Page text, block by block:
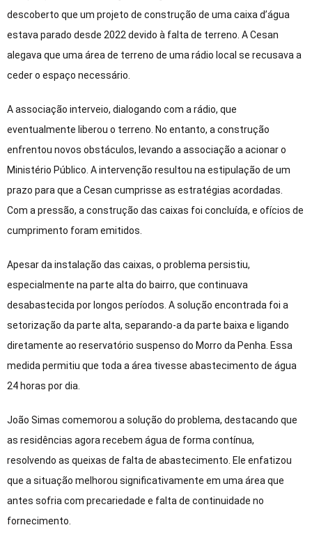
descoberto que um projeto de construção de uma caixa d’água
estava parado desde 2022 devido à falta de terreno. A Cesan
alegava que uma área de terreno de uma rádio local se recusava a
ceder o espaço necessário.
A associação interveio, dialogando com a rádio, que
eventualmente liberou o terreno. No entanto, a construção
enfrentou novos obstáculos, levando a associação a acionar o
Ministério Público. A intervenção resultou na estipulação de um
prazo para que a Cesan cumprisse as estratégias acordadas.
Com a pressão, a construção das caixas foi concluída, e ofícios de
cumprimento foram emitidos.
Apesar da instalação das caixas, o problema persistiu,
especialmente na parte alta do bairro, que continuava
desabastecida por longos períodos. A solução encontrada foi a
setorização da parte alta, separando-a da parte baixa e ligando
diretamente ao reservatório suspenso do Morro da Penha. Essa
medida permitiu que toda a área tivesse abastecimento de água
24 horas por dia.
João Simas comemorou a solução do problema, destacando que
as residências agora recebem água de forma contínua,
resolvendo as queixas de falta de abastecimento. Ele enfatizou
que a situação melhorou significativamente em uma área que
antes sofria com precariedade e falta de continuidade no
fornecimento.